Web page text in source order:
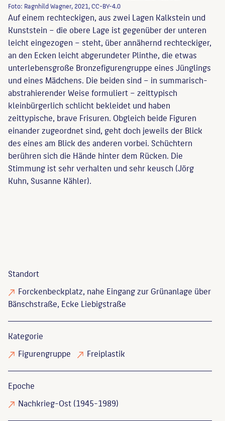
Foto: Ragnhild Wagner, 2021, CC-BY-4.0
Auf einem rechteckigen, aus zwei Lagen Kalkstein und
Kunststein – die obere Lage ist gegenüber der unteren
leicht eingezogen – steht, über annähernd rechteckiger,
an den Ecken leicht abgerundeter Plinthe, die etwas
unterlebensgroße Bronzefigurengruppe eines Jünglings
und eines Mädchens. Die beiden sind – in summarisch-
abstrahierender Weise formuliert – zeittypisch
kleinbürgerlich schlicht bekleidet und haben
zeittypische, brave Frisuren. Obgleich beide Figuren
einander zugeordnet sind, geht doch jeweils der Blick
des eines am Blick des anderen vorbei. Schüchtern
berühren sich die Hände hinter dem Rücken. Die
Stimmung ist sehr verhalten und sehr keusch (Jörg
Kuhn, Susanne Kähler).
Standort
Forckenbeckplatz, nahe Eingang zur Grünanlage über
Bänschstraße, Ecke Liebigstraße
Kategorie
Figurengruppe
Freiplastik
Epoche
Nachkrieg-Ost (1945-1989)